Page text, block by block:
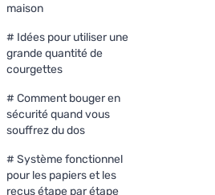
maison
# Idées pour utiliser une
grande quantité de
courgettes
# Comment bouger en
sécurité quand vous
souffrez du dos
# Système fonctionnel
pour les papiers et les
reçus étape par étape